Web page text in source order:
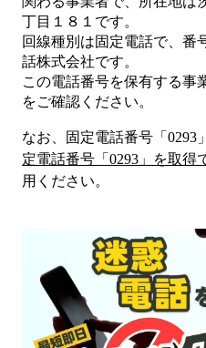
丁目１８１ です。
回線種別は固定電話で、番
話株式会社です。
この電話番号を保有する事
をご確認ください。
なお、固定電話番号「 0293
定電話番号「 0293 」を取得
用ください。